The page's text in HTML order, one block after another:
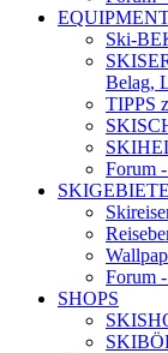
Ski-
Belag,
TIPPS
Forum
SKIGEBIETE
Forum
SHOPS